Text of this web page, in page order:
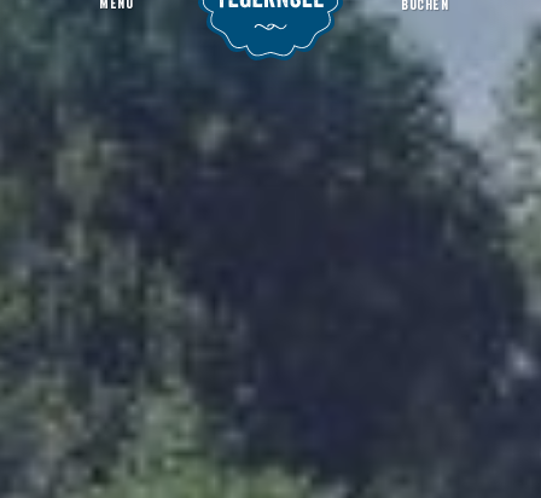
Shopping & Einkaufen Einkaufen in Gmund
MENU BUCHEN